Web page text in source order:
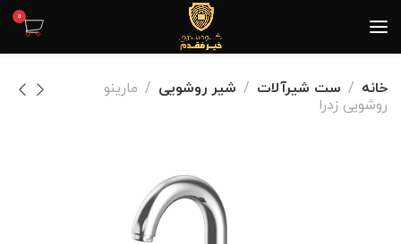
0
خانه ست شیرآلات شیر روشویی
مارینو
روشویی زدرا